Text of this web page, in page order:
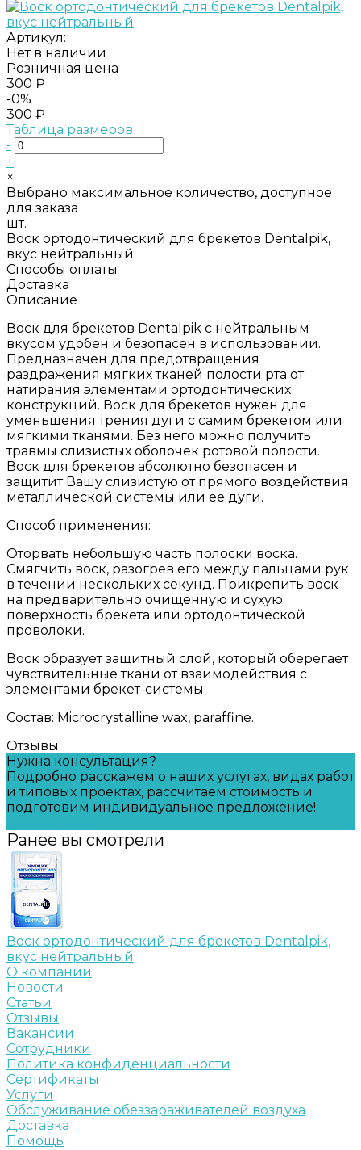
Артикул:
Нет в наличии
Розничная цена
300 ₽
-0%
300 ₽
Таблица размеров
-
+
×
Выбрано максимальное количество, доступное
для заказа
шт.
Воск ортодонтический для брекетов Dentalpik,
вкус нейтральный
Способы оплаты
Доставка
Описание
Воск для брекетов Dentalpik с нейтральным
вкусом удобен и безопасен в использовании.
Предназначен для предотвращения
раздражения мягких тканей полости рта от
натирания элементами ортодонтических
конструкций. Воск для брекетов нужен для
уменьшения трения дуги с самим брекетом или
мягкими тканями. Без него можно получить
травмы слизистых оболочек ротовой полости.
Воск для брекетов абсолютно безопасен и
защитит Вашу слизистую от прямого воздействия
металлической системы или ее дуги.
Способ применения:
Оторвать небольшую часть полоски воска.
Смягчить воск, разогрев его между пальцами рук
в течении нескольких секунд. Прикрепить воск
на предварительно очищенную и сухую
поверхность брекета или ортодонтической
проволоки.
Воск образует защитный слой, который оберегает
чувствительные ткани от взаимодействия с
элементами брекет-системы.
Состав: Microcrystalline wax, paraffine.
Отзывы
Нужна консультация?
Подробно расскажем о наших услугах, видах работ
и типовых проектах, рассчитаем стоимость и
подготовим индивидуальное предложение!
Ранее вы смотрели
Воск ортодонтический для брекетов Dentalpik,
вкус нейтральный
О компании
Новости
Статьи
Отзывы
Вакансии
Сотрудники
Политика конфиденциальности
Сертификаты
Услуги
Обслуживание обеззараживателей воздуха
Доставка
Помощь